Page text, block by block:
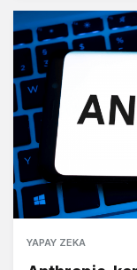
YAPAY ZEKA